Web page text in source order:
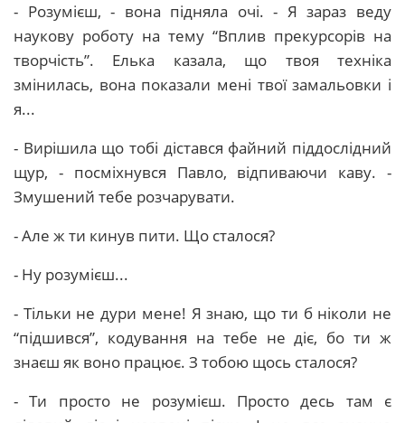
- Розумієш, - вона підняла очі. - Я зараз веду
наукову роботу на тему “Вплив прекурсорів на
творчість”. Елька казала, що твоя техніка
змінилась, вона показали мені твої замальовки і
я...
- Вирішила що тобі дістався файний піддослідний
щур, - посміхнувся Павло, відпиваючи каву. -
Змушений тебе розчарувати.
- Але ж ти кинув пити. Що сталося?
- Ну розумієш...
- Тільки не дури мене! Я знаю, що ти б ніколи не
“підшився”, кодування на тебе не діє, бо ти ж
знаєш як воно працює. З тобою щось сталося?
- Ти просто не розумієш. Просто десь там є